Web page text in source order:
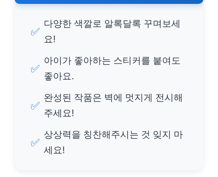
✅
다양한 색깔로 알록달록 꾸며보세
요!
✅
아이가 좋아하는 스티커를 붙여도
좋아요.
✅
완성된 작품은 벽에 멋지게 전시해
주세요!
✅
상상력을 칭찬해주시는 것 잊지 마
세요!